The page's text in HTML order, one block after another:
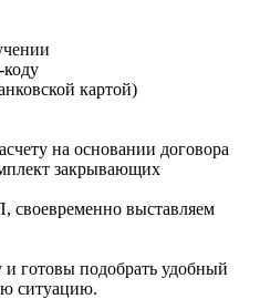
картой)
на основании договора
закрывающих
выставляем
готовы подобрать удобный
ситуацию.